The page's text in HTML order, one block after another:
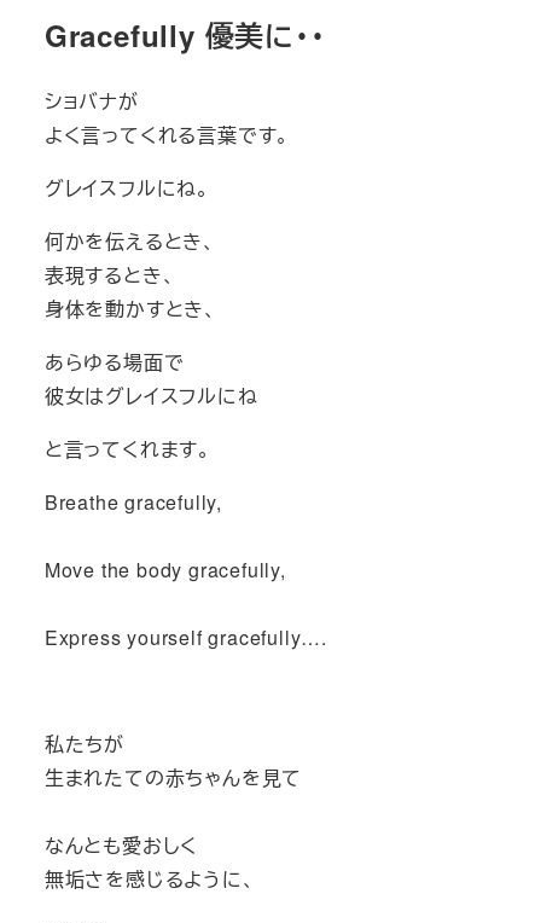
Gracefully 優美に・・
​ショバナが
よく言ってくれる言葉です。
​グレイスフルにね。
​何かを伝えるとき、
表現するとき、
身体を動かすとき、
あらゆる場面で
彼女はグレイスフルにね
と言ってくれます。
Breathe gracefully,
Move the body gracefully,
Express yourself gracefully….
私たちが
生まれたての赤ちゃんを見て
なんとも愛おしく
無垢さを感じるように、